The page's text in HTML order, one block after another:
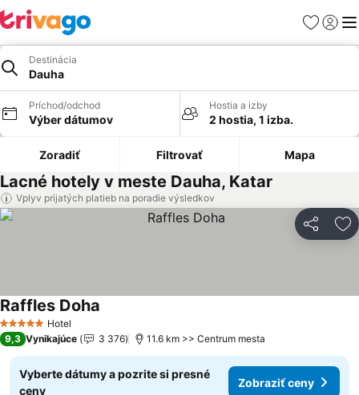
Obľúbené
Destinácia
Dauha
Príchod/odchod
Výber dátumov
Hostia a izby
2 hostia, 1 izba.
Zoradiť Filtrovať Mapa
Lacné hotely v meste Dauha, Katar
Vplyv prijatých platieb na poradie výsledkov
Zdieľať
5 Počet hviezdičiek
Hotel
Raffles Doha
9,3 Vynikajúce 3 376 11.6 km >> Centrum mesta
Vyberte dátumy a pozrite si presné
ceny
Zobraziť ceny